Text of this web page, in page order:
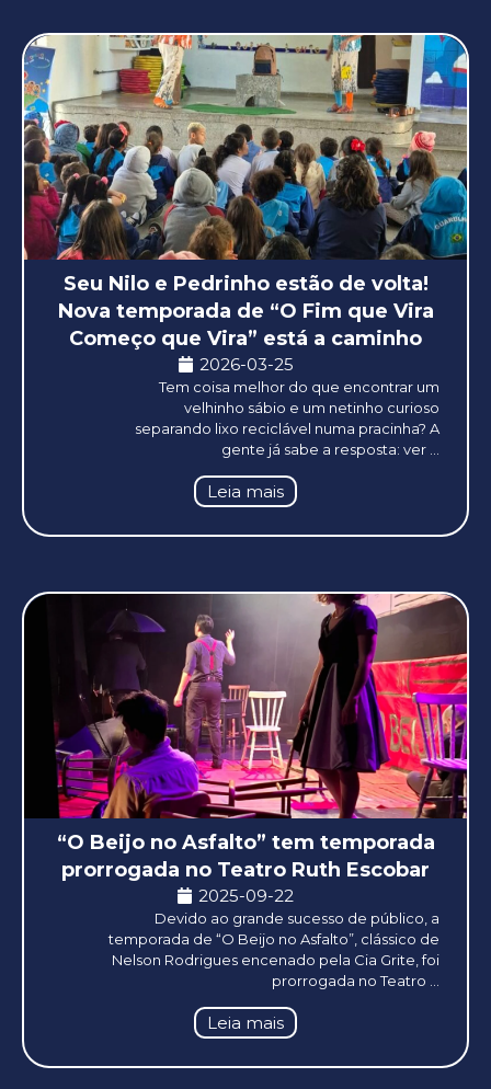
Seu Nilo e Pedrinho estão de volta!
Nova temporada de “O Fim que Vira
Começo que Vira” está a caminho
2026-03-25
Tem coisa melhor do que encontrar um
velhinho sábio e um netinho curioso
separando lixo reciclável numa pracinha? A
gente já sabe a resposta: ver ...
Leia mais
“O Beijo no Asfalto” tem temporada
prorrogada no Teatro Ruth Escobar
2025-09-22
Devido ao grande sucesso de público, a
temporada de “O Beijo no Asfalto”, clássico de
Nelson Rodrigues encenado pela Cia Grite, foi
prorrogada no Teatro ...
Leia mais